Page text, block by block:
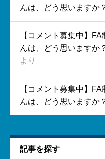
んは、どう思いますか
【コメント募集中】
んは、どう思いますか
より
【コメント募集中】
んは、どう思いますか
記事を探す